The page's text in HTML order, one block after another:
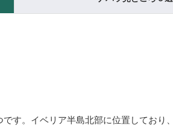
す。イベリア半島北部に位置してお